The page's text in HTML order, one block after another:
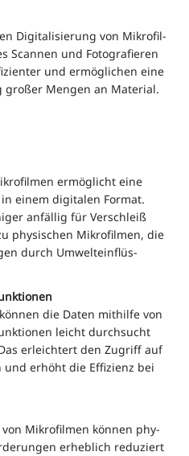
Digi­ta­li­sie­rung von Mikro­fil­
Scan­nen und Foto­gra­fie­ren
und ermög­li­chen eine
Men­gen an Material.
ermög­licht eine
einem digi­ta­len For­mat.
anfäl­lig für Ver­schleiß
phy­si­schen Mikro­fil­men, die
durch Umwelt­ein­flüs­
die Daten mit­hil­fe von
leicht durch­sucht
erleich­tert den Zugriff auf
erhöht die Effi­zi­enz bei
Mikro­fil­men kön­nen phy­
erheb­lich redu­ziert